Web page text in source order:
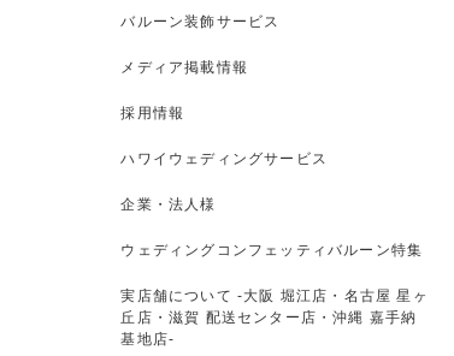
バルーン装飾サービス
メディア掲載情報
採用情報
ハワイウェディングサービス
企業・法人様
ウェディングコンフェッティバルーン特集
実店舗について -大阪 堀江店・名古屋 星ヶ
丘店・滋賀 配送センター店・沖縄 嘉手納
基地店-